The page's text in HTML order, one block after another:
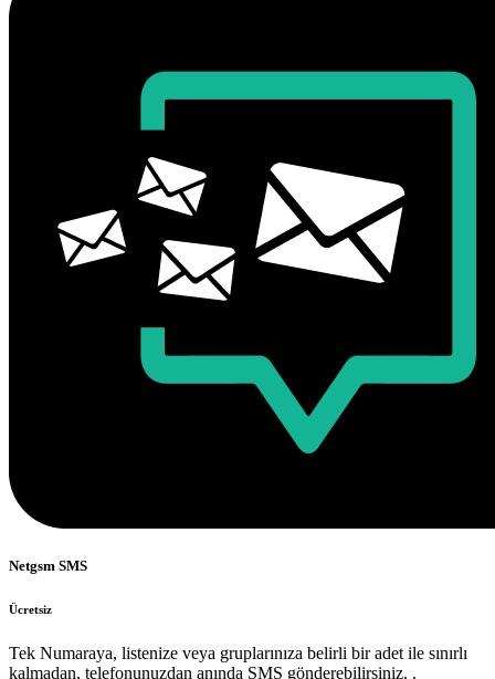
Netgsm SMS
Ücretsiz
Tek Numaraya, listenize veya gruplarınıza belirli bir adet ile sınırlı
kalmadan, telefonunuzdan anında SMS gönderebilirsiniz. .